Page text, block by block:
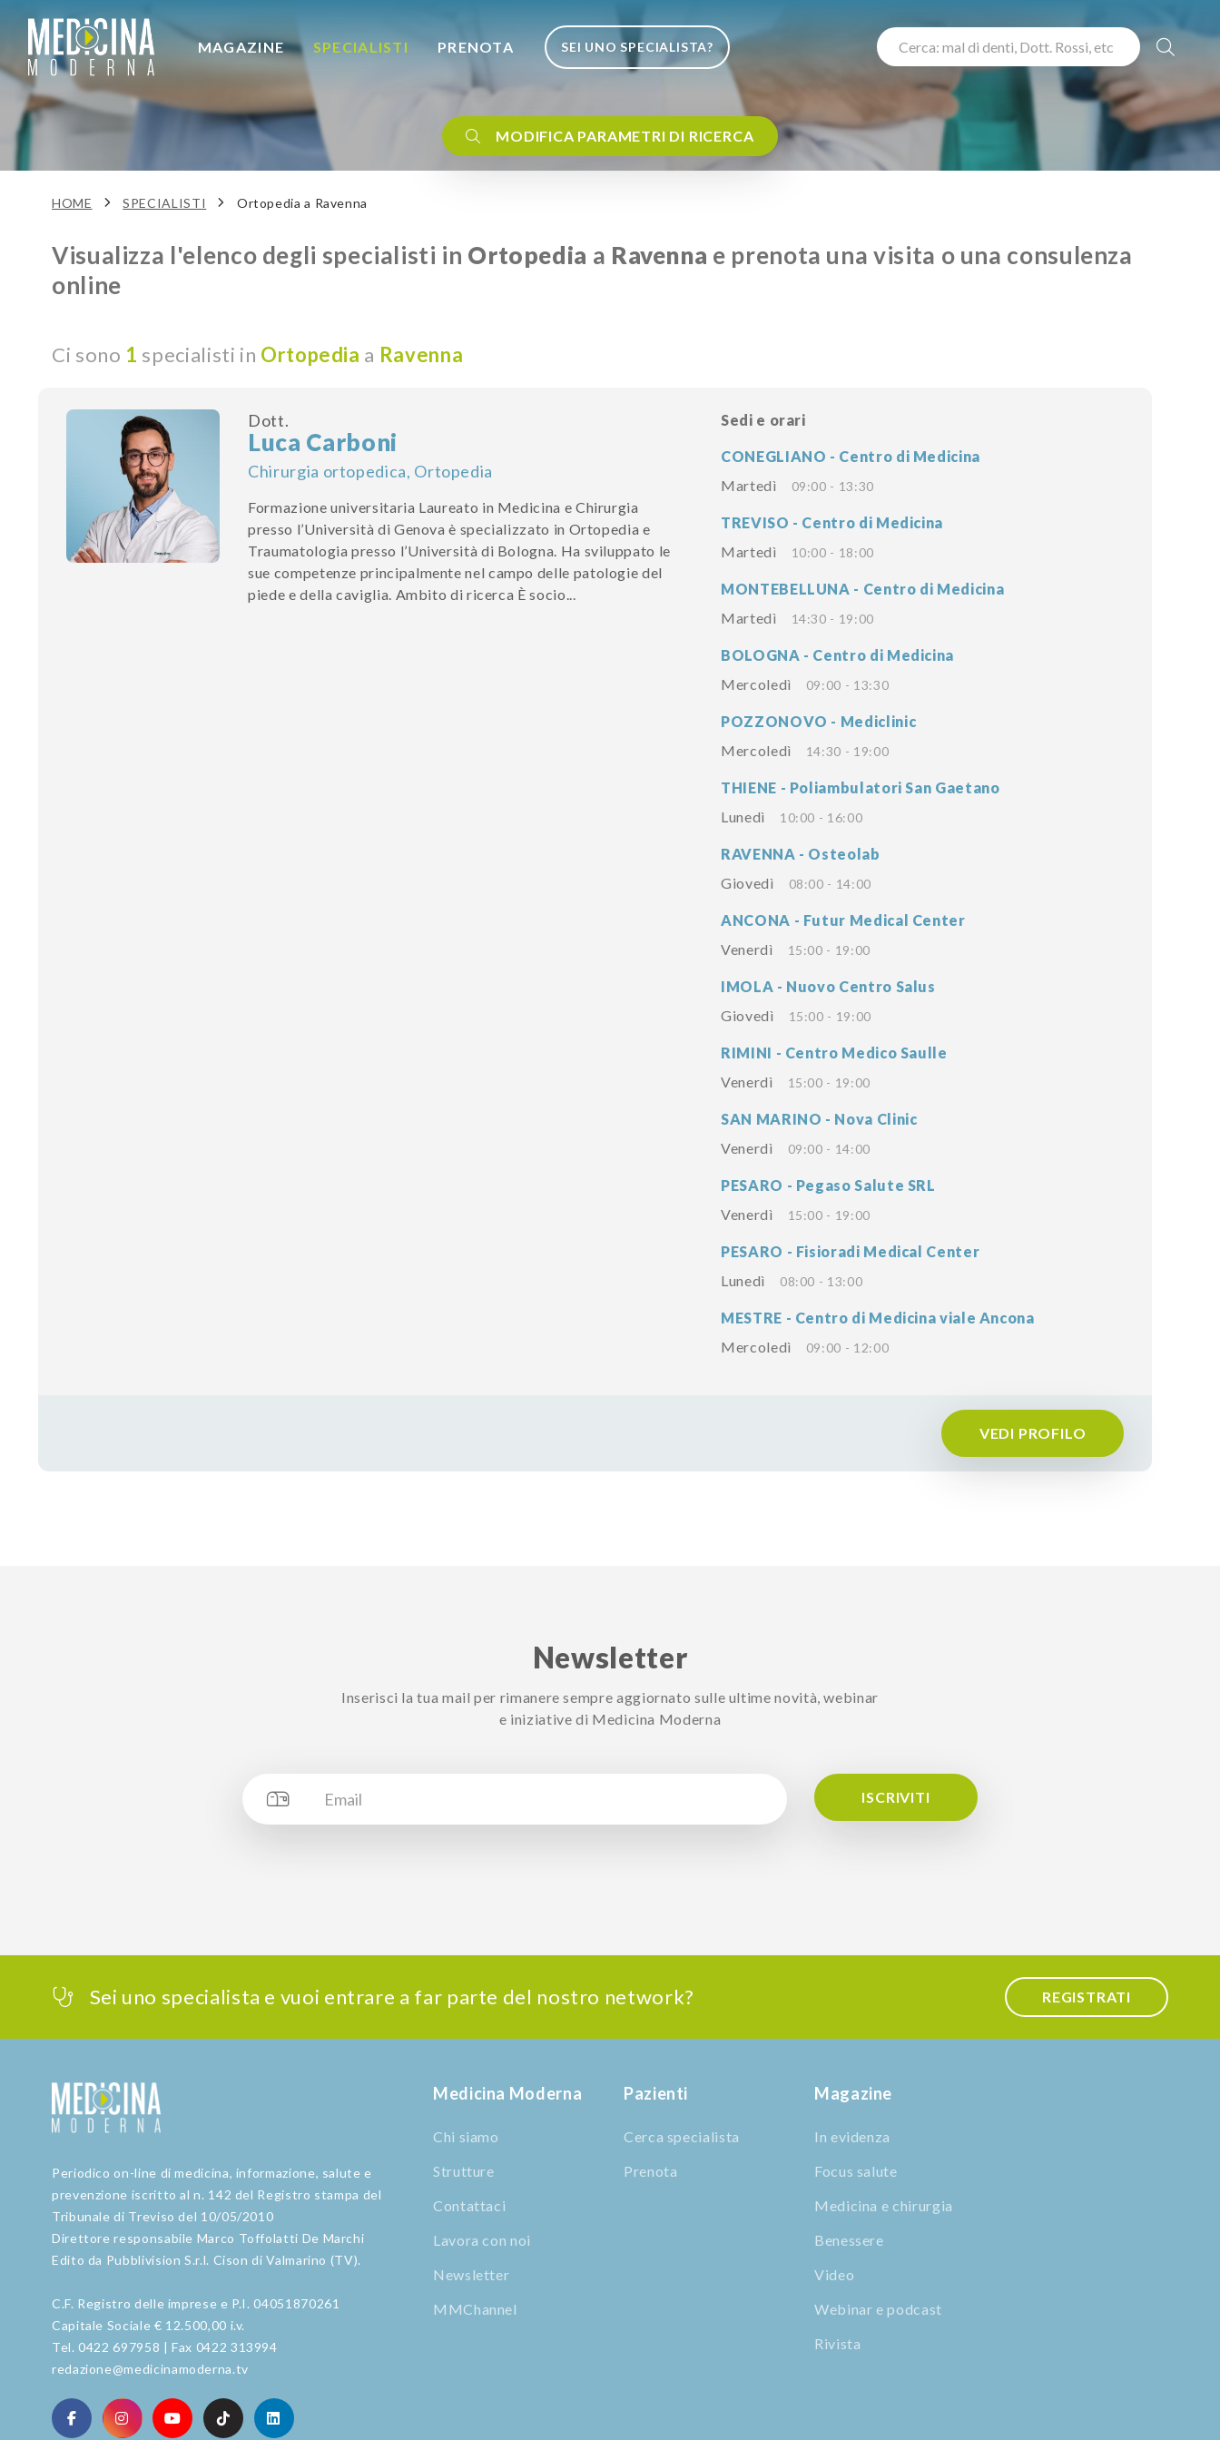
MAGAZINE SPECIALISTI PRENOTA SEI UNO SPECIALISTA?
MODIFICA PARAMETRI DI RICERCA
HOME SPECIALISTI Ortopedia a Ravenna
Visualizza l'elenco degli specialisti in Ortopedia a Ravenna e prenota una visita o una consulenza
online
Ci sono 1 specialisti in Ortopedia a Ravenna
Dott.
Luca Carboni
Chirurgia ortopedica, Ortopedia
Formazione universitaria Laureato in Medicina e Chirurgia
presso l’Università di Genova è specializzato in Ortopedia e
Traumatologia presso l’Università di Bologna. Ha sviluppato le
sue competenze principalmente nel campo delle patologie del
piede e della caviglia. Ambito di ricerca È socio...
Sedi e orari
CONEGLIANO - Centro di Medicina
Martedì
09:00 - 13:30
TREVISO - Centro di Medicina
Martedì
10:00 - 18:00
MONTEBELLUNA - Centro di Medicina
Martedì
14:30 - 19:00
BOLOGNA - Centro di Medicina
Mercoledì
09:00 - 13:30
POZZONOVO - Mediclinic
Mercoledì
14:30 - 19:00
THIENE - Poliambulatori San Gaetano
Lunedì
10:00 - 16:00
RAVENNA - Osteolab
Giovedì
08:00 - 14:00
ANCONA - Futur Medical Center
Venerdì
15:00 - 19:00
IMOLA - Nuovo Centro Salus
Giovedì
15:00 - 19:00
RIMINI - Centro Medico Saulle
Venerdì
15:00 - 19:00
SAN MARINO - Nova Clinic
Venerdì
09:00 - 14:00
PESARO - Pegaso Salute SRL
Venerdì
15:00 - 19:00
PESARO - Fisioradi Medical Center
Lunedì
08:00 - 13:00
MESTRE - Centro di Medicina viale Ancona
Mercoledì
09:00 - 12:00
VEDI PROFILO
Newsletter
Inserisci la tua mail per rimanere sempre aggiornato sulle ultime novità, webinar
e iniziative di Medicina Moderna
ISCRIVITI
Sei uno specialista e vuoi entrare a far parte del nostro network? REGISTRATI
Periodico on-line di medicina, informazione, salute e
prevenzione iscritto al n. 142 del Registro stampa del
Tribunale di Treviso del 10/05/2010
Direttore responsabile Marco Toffolatti De Marchi
Edito da Pubblivision S.r.l. Cison di Valmarino (TV).
C.F. Registro delle imprese e P.I. 04051870261
Capitale Sociale € 12.500,00 i.v.
Tel. 0422 697958 | Fax 0422 313994
redazione@medicinamoderna.tv
Medicina Moderna
Chi siamo
Strutture
Contattaci
Lavora con noi
Newsletter
MMChannel
Pazienti
Cerca specialista
Prenota
Magazine
In evidenza
Focus salute
Medicina e chirurgia
Benessere
Video
Webinar e podcast
Rivista